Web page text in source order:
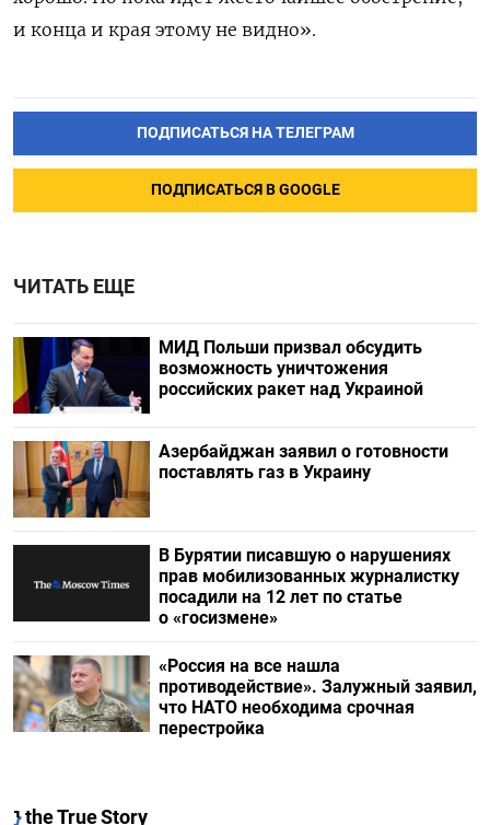
и конца и края этому не видно».
ПОДПИСАТЬСЯ НА ТЕЛЕГРАМ
ПОДПИСАТЬСЯ В GOOGLE
ЧИТАТЬ ЕЩЕ
МИД Польши призвал обсудить
возможность уничтожения
российских ракет над Украиной
Азербайджан заявил о готовности
поставлять газ в Украину
В Бурятии писавшую о нарушениях
прав мобилизованных журналистку
посадили на 12 лет по статье
о «госизмене»
«Россия на все нашла
противодействие». Залужный заявил,
что НАТО необходима срочная
перестройка